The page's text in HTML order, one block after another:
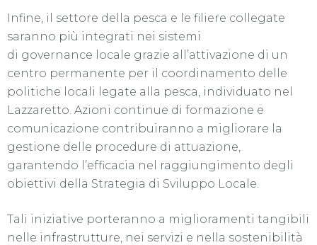
Infine, il settore della pesca e le filiere collegate
saranno più integrati nei sistemi
di governance locale grazie all’attivazione di un
centro permanente per il coordinamento delle
politiche locali legate alla pesca, individuato nel
Lazzaretto. Azioni continue di formazione e
comunicazione contribuiranno a migliorare la
gestione delle procedure di attuazione,
garantendo l’efficacia nel raggiungimento degli
obiettivi della Strategia di Sviluppo Locale.
Tali iniziative porteranno a miglioramenti tangibili
nelle infrastrutture, nei servizi e nella sostenibilità